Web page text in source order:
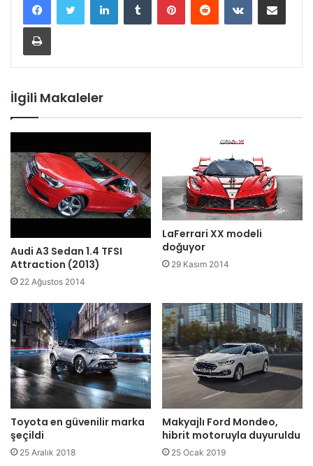
İlgili Makaleler
Audi A3 Sedan 1.4 TFSI
Attraction (2013)
22 Ağustos 2014
LaFerrari XX modeli
doğuyor
29 Kasım 2014
Toyota en güvenilir marka
şeçildi
25 Aralık 2018
Makyajlı Ford Mondeo,
hibrit motoruyla duyuruldu
25 Ocak 2019